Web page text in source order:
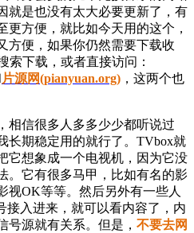
就是也没有太大必要更新了，有
更方便，就比如今天用的这个，
方便，如果你仍然需要下载收
索下载，或者直接访问：
片源网(pianyuan.org) ，这两个也
，相信很多人多多少少都听说过
长期稳定用的就行了。TVbox就
它想象成一个电视机， 因为它没
。它有很多马甲，比如有名的影
视OK等等。然后另外有一些人
接入进来，就可以看内容了，内
号源就有关系。但是， 不要去网